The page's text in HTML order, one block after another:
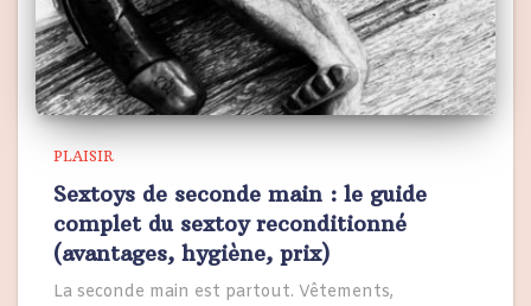
PLAISIR
Sextoys de seconde main : le guide
complet du sextoy reconditionné
(avantages, hygiène, prix)
La seconde main est partout. Vêtements,